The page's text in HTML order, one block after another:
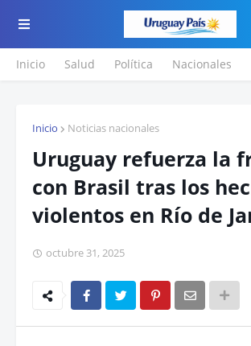
Inicio Salud Política Nacionales
Inicio Noticias nacionales
Uruguay refuerza la
con Brasil tras los
violentos en Río de
octubre 31, 2025